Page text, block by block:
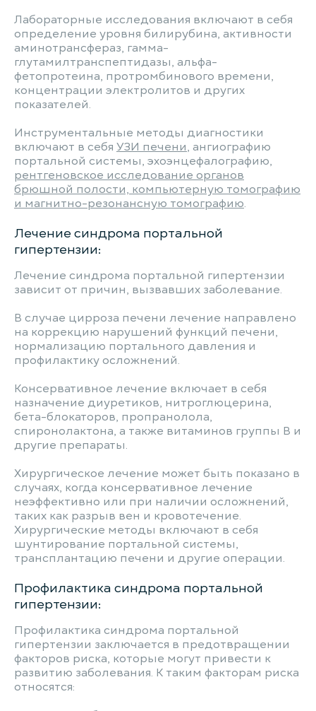
Лабораторные исследования включают в себя
определение уровня билирубина, активности
аминотрансфераз, гамма-
глутамилтранспептидазы, альфа-
фетопротеина, протромбинового времени,
концентрации электролитов и других
показателей.
Инструментальные методы диагностики
включают в себя УЗИ печени, ангиографию
портальной системы, эхоэнцефалографию,
рентгеновское исследование органов
брюшной полости, компьютерную томографию
и магнитно-резонансную томографию.
Лечение синдрома портальной
гипертензии:
Лечение синдрома портальной гипертензии
зависит от причин, вызвавших заболевание.
В случае цирроза печени лечение направлено
на коррекцию нарушений функций печени,
нормализацию портального давления и
профилактику осложнений.
Консервативное лечение включает в себя
назначение диуретиков, нитроглюцерина,
бета-блокаторов, пропранолола,
спиронолактона, а также витаминов группы B и
другие препараты.
Хирургическое лечение может быть показано в
случаях, когда консервативное лечение
неэффективно или при наличии осложнений,
таких как разрыв вен и кровотечение.
Хирургические методы включают в себя
шунтирование портальной системы,
трансплантацию печени и другие операции.
Профилактика синдрома портальной
гипертензии:
Профилактика синдрома портальной
гипертензии заключается в предотвращении
факторов риска, которые могут привести к
развитию заболевания. К таким факторам риска
относятся: